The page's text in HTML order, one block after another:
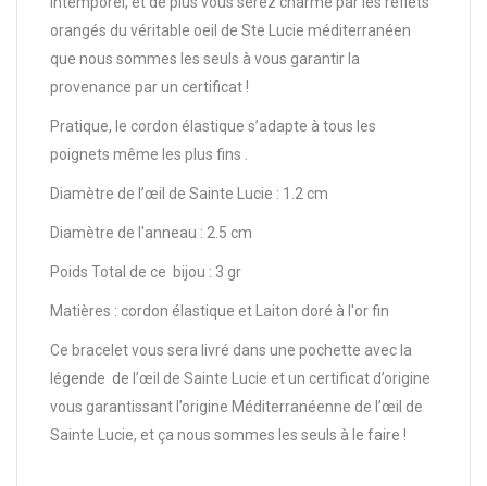
orangés du véritable oeil de Ste Lucie méditerranéen
que nous sommes les seuls à vous garantir la
provenance par un certificat !
Pratique, le cordon élastique s’adapte à tous les
poignets même les plus fins .
Diamètre de l’œil de Sainte Lucie : 1.2 cm
Diamètre de l'anneau : 2.5 cm
Poids Total de ce bijou : 3 gr
Matières : cordon élastique et Laiton doré à l'or fin
Ce bracelet vous sera livré dans une pochette avec la
légende de l’œil de Sainte Lucie et un certificat d’origine
vous garantissant l’origine Méditerranéenne de l’œil de
Sainte Lucie, et ça nous sommes les seuls à le faire !